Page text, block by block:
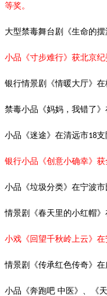
等奖。
大型禁毒舞台剧《生命的摆
小品《寸步难行》获北京纪
银行情景剧《情暖大厅》在
禁毒小品《妈妈，我错了》
小品《迷途》在清远市18支
银行小品《创意小确幸》
小品《垃圾分类》在宁波市
情景剧《春天里的小红帽
小戏《回望千秋岭上云》
情景剧《传承红色传奇》
小品《奔跑吧 中医》、《